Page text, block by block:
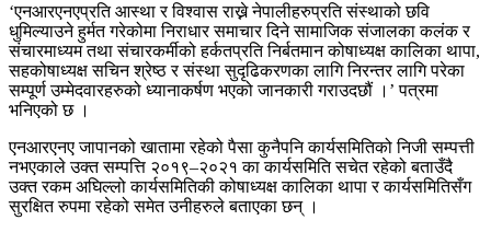
‘एनआरएनएप्रति आस्था र विश्वास राख्ने नेपालीहरुप्रति संस्थाको छवि
धुमिल्याउने हुर्मत गरेकोमा निराधार समाचार दिने सामाजिक संजालका कलंक र
संचारमाध्यम तथा संचारकर्मीको हर्कतप्रति निर्बतमान कोषाध्यक्ष कालिका थापा,
सहकोषाध्यक्ष सचिन श्रेष्ठ र संस्था सुदृढिकरणका लागि निरन्तर लागि परेका
सम्पूर्ण उम्मेदवारहरुको ध्यानाकर्षण भएको जानकारी गराउदछौं ।’ पत्रमा
भनिएको छ ।
एनआरएनए जापानको खातामा रहेको पैसा कुनैपनि कार्यसमितिको निजी सम्पत्ती
नभएकाले उक्त सम्पत्ति २०१९–२०२१ का कार्यसमिति सचेत रहेको बताउँदै
उक्त रकम अघिल्लो कार्यसमितिकी कोषाध्यक्ष कालिका थापा र कार्यसमितिसँग
सुरक्षित रुपमा रहेको समेत उनीहरुले बताएका छन् ।